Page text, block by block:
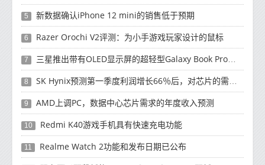
5 新数据确认iPhone 12 mini的销售低于预期
6 Razer Orochi V2评测：为小手游戏玩家设计的鼠标
7 三星推出带有OLED显示屏的超轻型Galaxy Book Pro和Galaxy Book Pro 360笔记本电脑
8 SK Hynix预测第一季度利润增长66％后，对芯片的需求将增强
9 AMD上调PC，数据中心芯片需求的年度收入预测
10 Redmi K40游戏手机具有快速充电功能
11 Realme Watch 2功能和发布日期已公布